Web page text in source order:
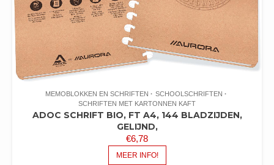
MEMOBLOKKEN EN SCHRIFTEN
SCHOOLSCHRIFTEN
SCHRIFTEN MET KARTONNEN KAFT
ADOC SCHRIFT BIO, FT A4, 144 BLADZIJDEN,
GELIJND,
€6,78
MEER INFO!